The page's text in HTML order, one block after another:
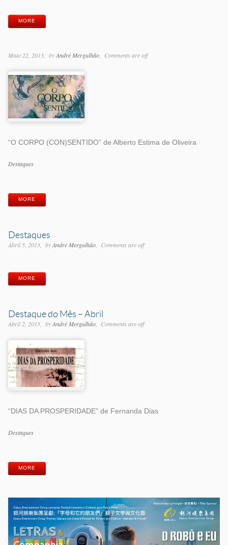
MORE
Maio 22, 2013 byAndré Mergulhão Comments are off
“O CORPO (CON)SENTIDO” de Alberto Estima de Oliveira
Categorias
Destaques
MORE
Destaques
Abril 5, 2013 byAndré Mergulhão Comments are off
MORE
Destaque do Mês – Abril
Abril 2, 2013 byAndré Mergulhão Comments are off
“DIAS DA PROSPERIDADE” de Fernanda Dias
Categorias
Destaques
MORE